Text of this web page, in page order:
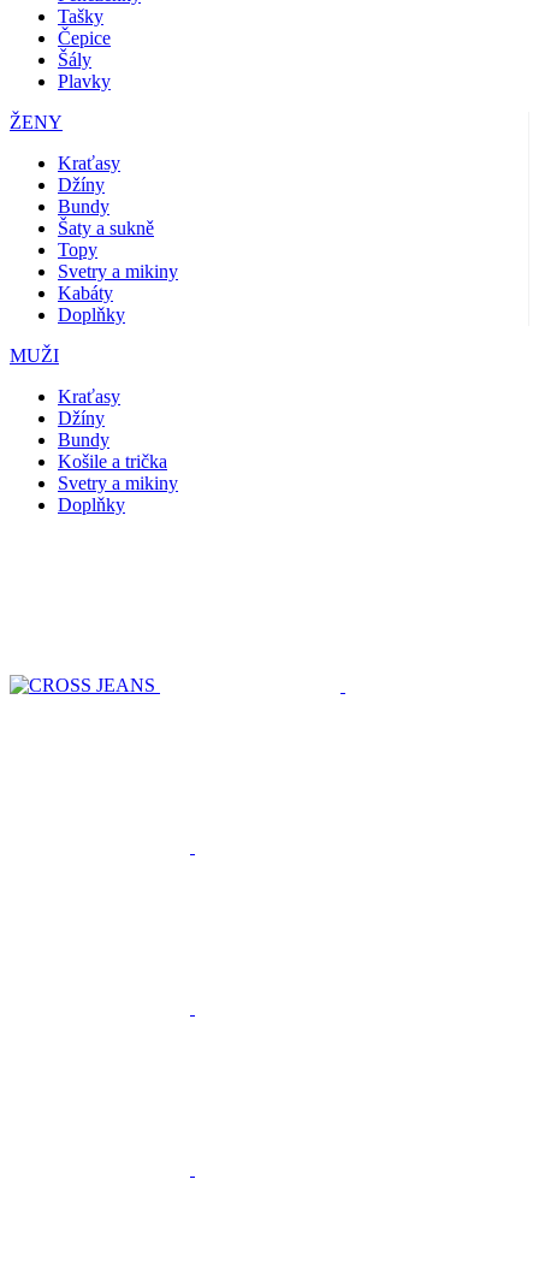
Tašky
Čepice
Šály
Plavky
ŽENY
Kraťasy
Džíny
Bundy
Šaty a sukně
Topy
Svetry a mikiny
Kabáty
Doplňky
MUŽI
Kraťasy
Džíny
Bundy
Košile a trička
Svetry a mikiny
Doplňky